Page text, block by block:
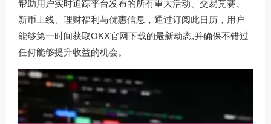
帮助用户实时追踪平台发布的所有重大活动、交易竞赛、
新币上线、理财福利与优惠信息，通过订阅此日历，用户
能够第一时间获取OKX官网下载的最新动态,并确保不错过
任何能够提升收益的机会。